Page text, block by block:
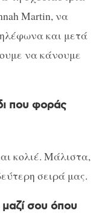
Martin, να
και μετά
να κάνουμε
που φοράς
κολιέ. Μάλιστα,
σειρά μας.
σου όπου